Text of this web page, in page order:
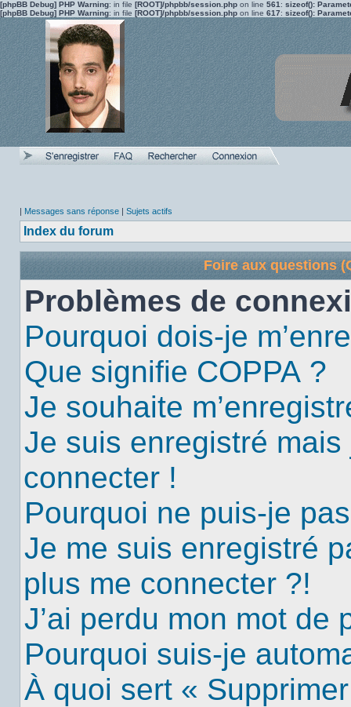
[phpBB Debug] PHP Warning: in file [ROOT]/phpbb/session.php on line 561 : sizeof():
[phpBB Debug] PHP Warning: in file [ROOT]/phpbb/session.php on line 617: sizeof():
| Messages sans réponse | Sujets actifs
Index du forum
Foire aux questions
Problèmes de
Pourquoi dois-je
Que signifie COPPA ?
Je souhaite
Je suis enregistré
connecter !
Pourquoi ne puis-je
Je me suis enregistré
plus me connecter ?!
J’ai perdu mon mot de
Pourquoi suis-je
À quoi sert «